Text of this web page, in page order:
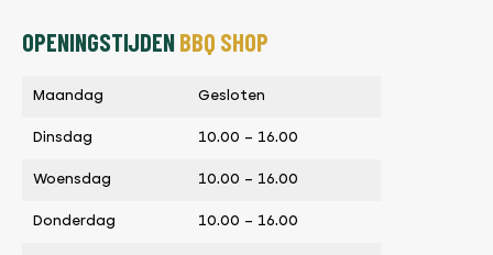
OPENINGSTIJDENBBQ SHOP
Maandag Gesloten
Dinsdag 10.00 – 16.00
Woensdag 10.00 – 16.00
Donderdag 10.00 – 16.00